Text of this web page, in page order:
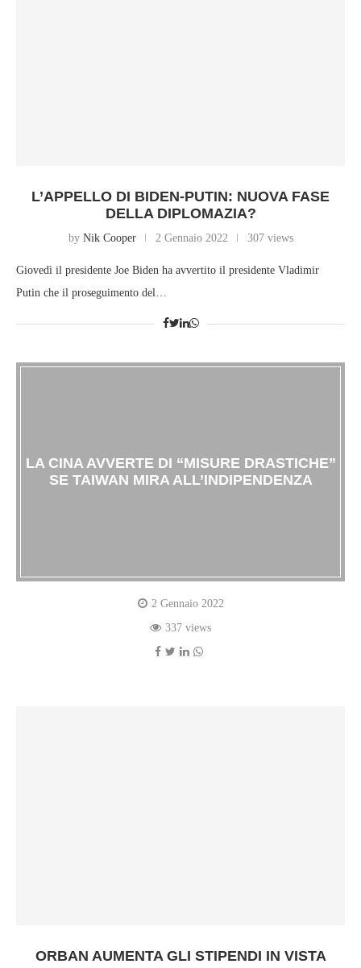
L’APPELLO DI BIDEN-PUTIN: NUOVA FASE
DELLA DIPLOMAZIA?
by Nik Cooper 2 Gennaio 2022 307 views
Giovedì il presidente Joe Biden ha avvertito il presidente Vladimir
Putin che il proseguimento del…
LA CINA AVVERTE DI “MISURE DRASTICHE”
SE TAIWAN MIRA ALL’INDIPENDENZA
2 Gennaio 2022
337 views
ORBAN AUMENTA GLI STIPENDI IN VISTA